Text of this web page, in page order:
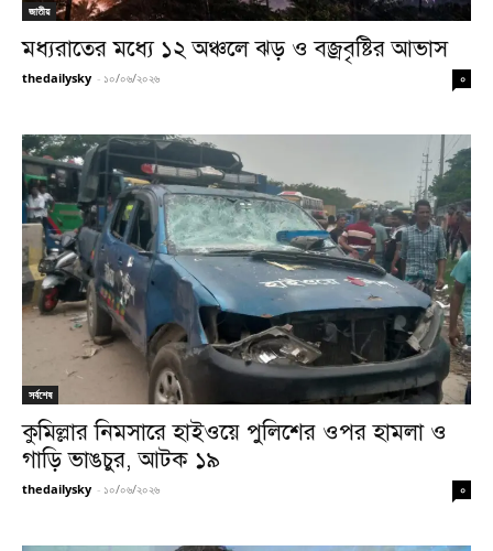
জাতীয়
মধ্যরাতের মধ্যে ১২ অঞ্চলে ঝড় ও বজ্রবৃষ্টির আভাস
thedailysky - ১০/০৬/২০২৬ ০
সর্বশেষ
কুমিল্লার নিমসারে হাইওয়ে পুলিশের ওপর হামলা ও
গাড়ি ভাঙচুর, আটক ১৯
thedailysky - ১০/০৬/২০২৬ ০